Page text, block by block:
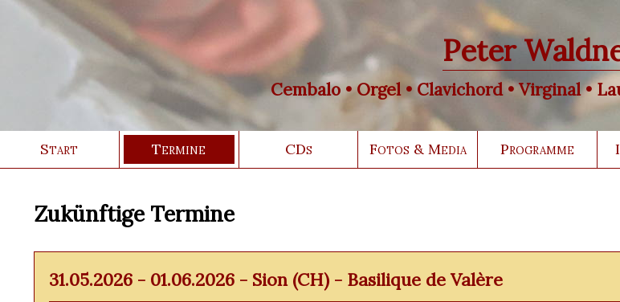
Peter
Cembalo • Orgel • Clavichord • Virginal •
Start Termine CDs Fotos & Media Programme
Zukünftige Termine
31.05.2026 - 01.06.2026 - Sion (CH) - Basilique de Valère